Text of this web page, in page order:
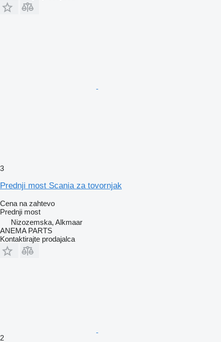
3
Prednji most Scania za tovornjak
Cena na zahtevo
Prednji most
Nizozemska, Alkmaar
ANEMA PARTS
Kontaktirajte prodajalca
2